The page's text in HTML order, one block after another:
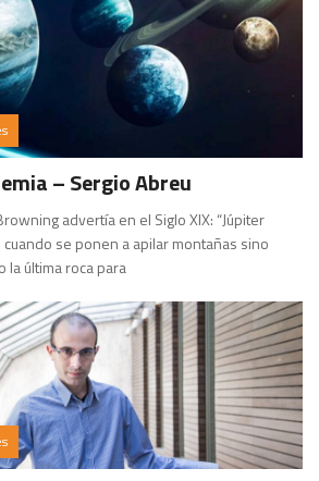
– Sergio Abreu
advertía en el Siglo XIX: “Júpiter
se ponen a apilar montañas sino
la última roca para